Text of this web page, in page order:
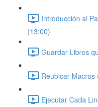
Introducción al
(13:00)
Guardar Libros
Reubicar Macros
Ejecutar Cada